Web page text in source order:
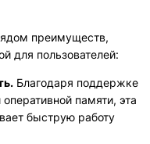
преимуществ,
для пользователей:
Благодаря поддержке
памяти, эта
быструю работу